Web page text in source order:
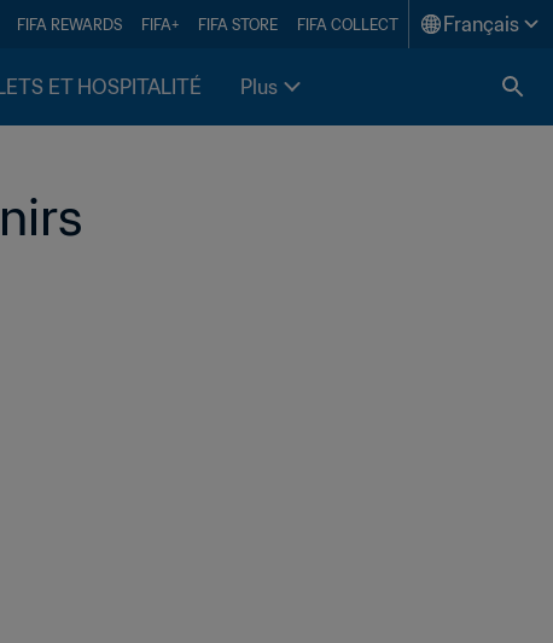
FIFA REWARDS FIFA+ FIFA STORE FIFA COLLECT Français
ET HOSPITALITÉ Plus